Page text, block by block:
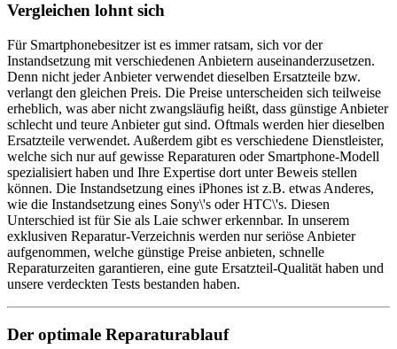
Vergleichen lohnt sich
Für Smartphonebesitzer ist es immer ratsam, sich vor der
Instandsetzung mit verschiedenen Anbietern auseinanderzusetzen.
Denn nicht jeder Anbieter verwendet dieselben Ersatzteile bzw.
verlangt den gleichen Preis. Die Preise unterscheiden sich teilweise
erheblich, was aber nicht zwangsläufig heißt, dass günstige Anbieter
schlecht und teure Anbieter gut sind. Oftmals werden hier dieselben
Ersatzteile verwendet. Außerdem gibt es verschiedene Dienstleister,
welche sich nur auf gewisse Reparaturen oder Smartphone-Modell
spezialisiert haben und Ihre Expertise dort unter Beweis stellen
können. Die Instandsetzung eines iPhones ist z.B. etwas Anderes,
wie die Instandsetzung eines Sony\'s oder HTC\'s. Diesen
Unterschied ist für Sie als Laie schwer erkennbar. In unserem
exklusiven Reparatur-Verzeichnis werden nur seriöse Anbieter
aufgenommen, welche günstige Preise anbieten, schnelle
Reparaturzeiten garantieren, eine gute Ersatzteil-Qualität haben und
unsere verdeckten Tests bestanden haben.
Der optimale Reparaturablauf